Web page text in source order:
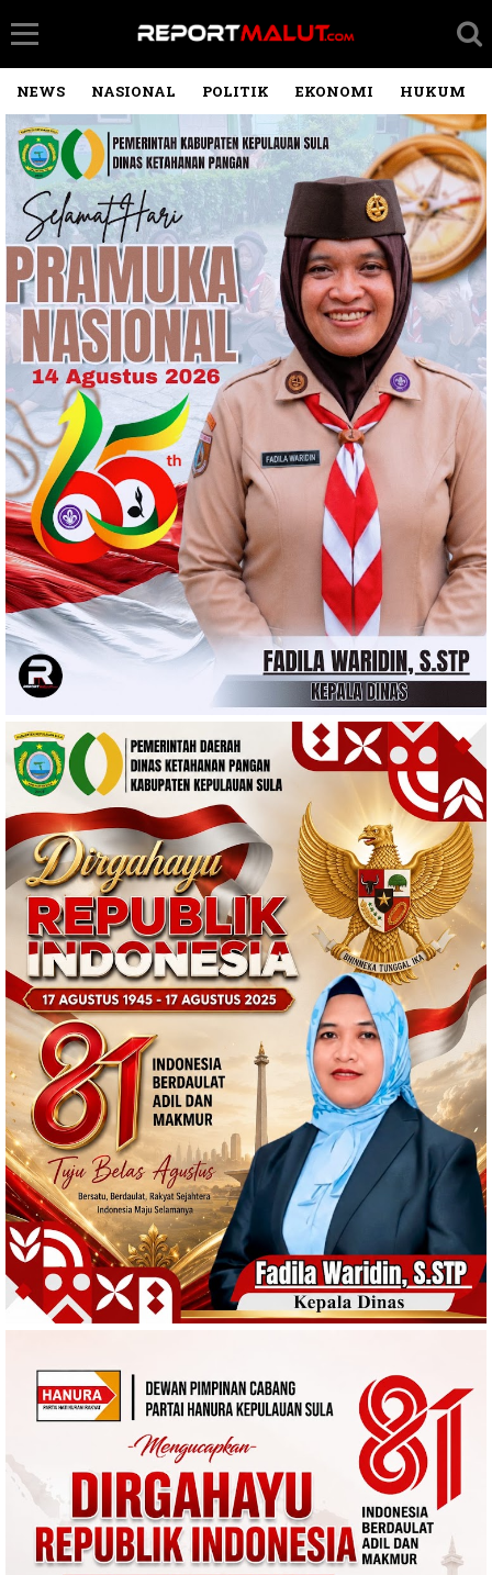
NEWS NASIONAL POLITIK EKONOMI HUKUM